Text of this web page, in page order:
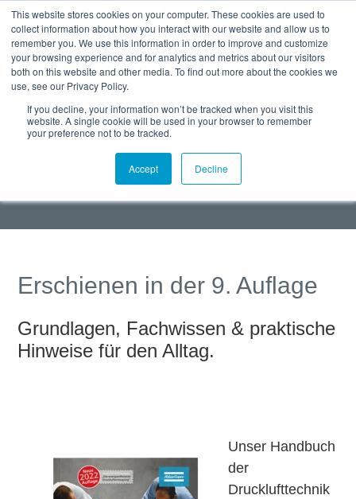
This website stores cookies on your computer. These cookies are used to
collect information about how you interact with our website and allow us to
remember you. We use this information in order to improve and customize
your browsing experience and for analytics and metrics about our visitors
both on this website and other media. To find out more about the cookies we
use, see our Privacy Policy.
If you decline, your information won’t be tracked when you visit this
website. A single cookie will be used in your browser to remember
your preference not to be tracked.
Accept Decline
Handbuch der
Drucklufttechnik
Kostenloses Exemplar herunterladen
Erschienen in der 9. Auflage
Grundlagen, Fachwissen & praktische
Hinweise für den Alltag.
Unser Handbuch
der
Drucklufttechnik